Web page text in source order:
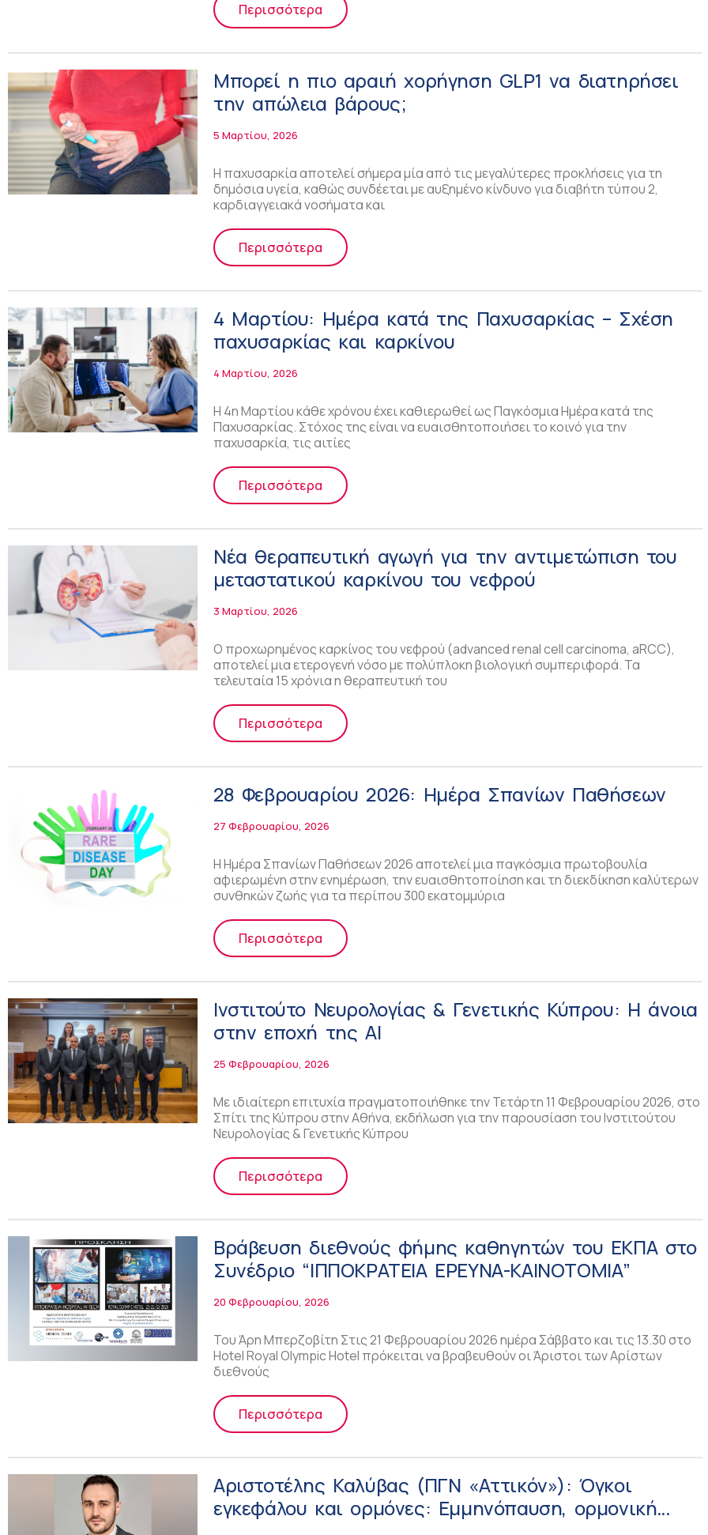
Περισσότερα
Μπορεί η πιο αραιή χορήγηση GLP1 να διατηρήσει
την απώλεια βάρους;
5 Μαρτίου, 2026
Η παχυσαρκία αποτελεί σήμερα μία από τις μεγαλύτερες προκλήσεις για τη
δημόσια υγεία, καθώς συνδέεται με αυξημένο κίνδυνο για διαβήτη τύπου 2,
καρδιαγγειακά νοσήματα και
Περισσότερα
4 Μαρτίου: Ημέρα κατά της Παχυσαρκίας – Σχέση
παχυσαρκίας και καρκίνου
4 Μαρτίου, 2026
Η 4η Μαρτίου κάθε χρόνου έχει καθιερωθεί ως Παγκόσμια Ημέρα κατά της
Παχυσαρκίας. Στόχος της είναι να ευαισθητοποιήσει το κοινό για την
παχυσαρκία, τις αιτίες
Περισσότερα
Νέα θεραπευτική αγωγή για την αντιμετώπιση του
μεταστατικού καρκίνου του νεφρού
3 Μαρτίου, 2026
Ο προχωρημένος καρκίνος του νεφρού (advanced renal cell carcinoma, aRCC),
αποτελεί μια ετερογενή νόσο με πολύπλοκη βιολογική συμπεριφορά. Τα
τελευταία 15 χρόνια η θεραπευτική του
Περισσότερα
28 Φεβρουαρίου 2026: Ημέρα Σπανίων Παθήσεων
27 Φεβρουαρίου, 2026
Η Ημέρα Σπανίων Παθήσεων 2026 αποτελεί μια παγκόσμια πρωτοβουλία
αφιερωμένη στην ενημέρωση, την ευαισθητοποίηση και τη διεκδίκηση καλύτερων
συνθηκών ζωής για τα περίπου 300 εκατομμύρια
Περισσότερα
Ινστιτούτο Νευρολογίας & Γενετικής Κύπρου: Η άνοια
στην εποχή της AI
25 Φεβρουαρίου, 2026
Με ιδιαίτερη επιτυχία πραγματοποιήθηκε την Τετάρτη 11 Φεβρουαρίου 2026, στο
Σπίτι της Κύπρου στην Αθήνα, εκδήλωση για την παρουσίαση του Ινστιτούτου
Νευρολογίας & Γενετικής Κύπρου
Περισσότερα
Βράβευση διεθνούς φήμης καθηγητών του ΕΚΠΑ στο
Συνέδριο “IΠΠΟΚΡΑΤΕΙΑ ΕΡΕΥΝΑ-ΚΑΙΝΟΤΟΜΙΑ”
20 Φεβρουαρίου, 2026
Του Άρη Μπερζοβίτη Στις 21 Φεβρουαρίου 2026 ημέρα Σάββατο και τις 13.30 στο
Hotel Royal Olympic Hotel πρόκειται να βραβευθούν οι Άριστοι των Αρίστων
διεθνούς
Περισσότερα
Αριστοτέλης Καλύβας (ΠΓΝ «Αττικόν»): Όγκοι
εγκεφάλου και ορμόνες: Εμμηνόπαυση, ορμονική